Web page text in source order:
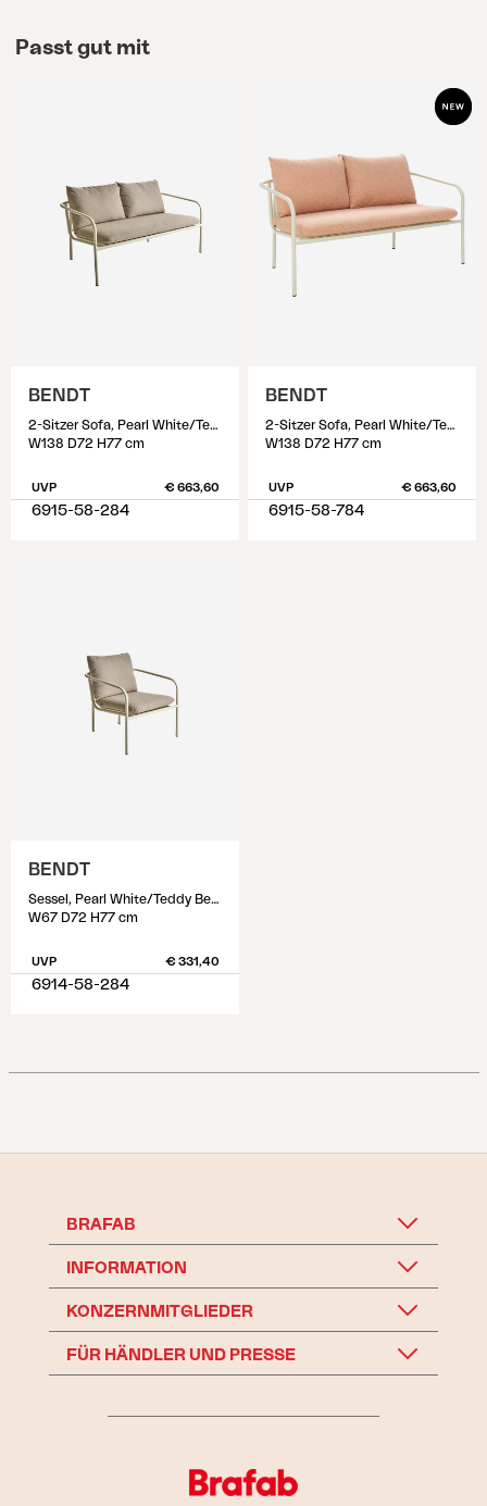
Passt gut mit
BENDT
2-Sitzer Sofa, Pearl White/Teddy Beige
W138 D72 H77 cm
UVP € 663,60
6915-58-284
BENDT
2-Sitzer Sofa, Pearl White/Teddy Orange
W138 D72 H77 cm
UVP € 663,60
6915-58-784
BENDT
Sessel, Pearl White/Teddy Beige
W67 D72 H77 cm
UVP € 331,40
6914-58-284
BRAFAB
INFORMATION
KONZERNMITGLIEDER
FÜR HÄNDLER UND PRESSE